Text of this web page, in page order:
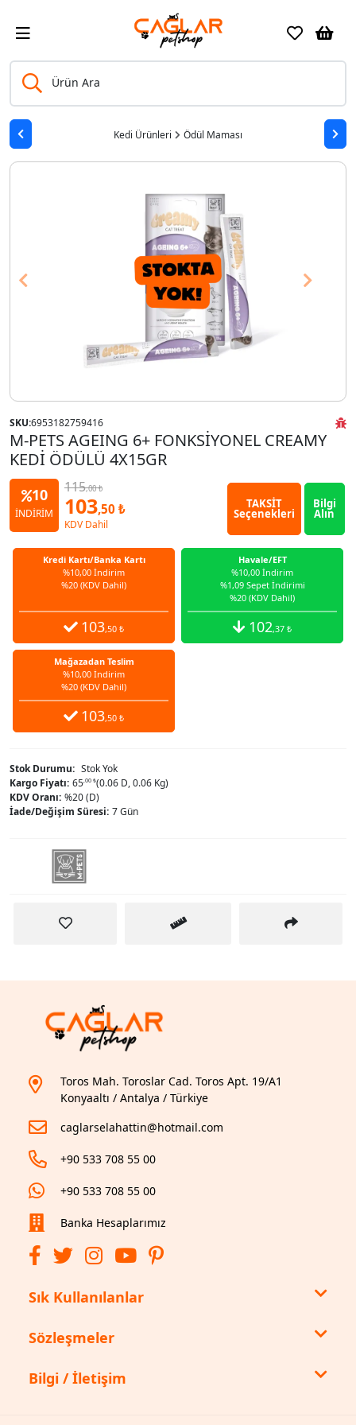
Ürün Ara
Kedi Ürünleri Ödül Maması
Previous Next
SKU:6953182759416
M-PETS AGEING 6+ FONKSİYONEL CREAMY
KEDİ ÖDÜLÜ 4X15GR
10
İNDİRİM
115,00 ₺
103,50 ₺
KDV Dahil
TAKSİT
Seçenekleri
Bilgi
Alın
Kredi Kartı/Banka Kartı
%10,00 İndirim
%20 (KDV Dahil)
103,50 ₺
Havale/EFT
%10,00 İndirim
%1,09 Sepet İndirimi
%20 (KDV Dahil)
102,37 ₺
Mağazadan Teslim
%10,00 İndirim
%20 (KDV Dahil)
103,50 ₺
Stok Durumu: Stok Yok
Kargo Fiyatı: 65,00 ₺(0.06 D, 0.06 Kg)
KDV Oranı: %20 (D)
İade/Değişim Süresi: 7 Gün
Toros Mah. Toroslar Cad. Toros Apt. 19/A1
Konyaaltı / Antalya / Türkiye
caglarselahattin@hotmail.com
+90 533 708 55 00
+90 533 708 55 00
Banka Hesaplarımız
Sık Kullanılanlar
Sözleşmeler
Bilgi / İletişim